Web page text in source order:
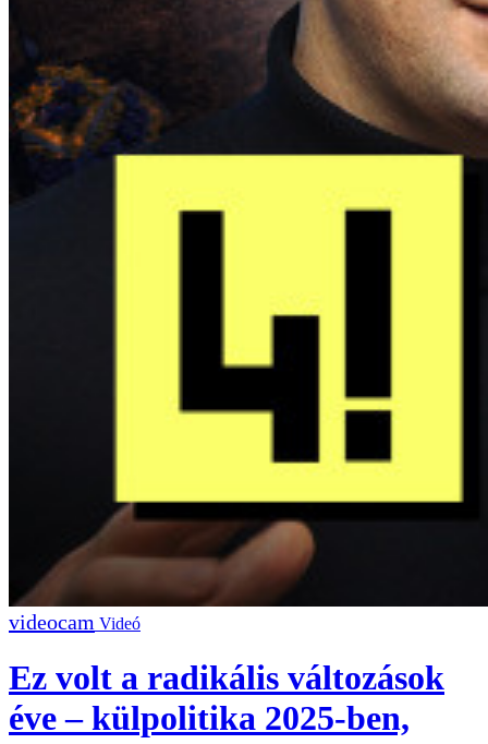
Videó
Ez volt a radikális változások
éve – külpolitika 2025-ben,